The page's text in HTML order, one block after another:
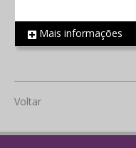
REF 1973
Mais informações
Voltar